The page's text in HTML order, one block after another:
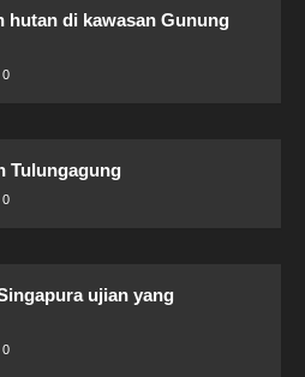
hutan di kawasan Gunung
0
Tulungagung
0
ujian yang
0